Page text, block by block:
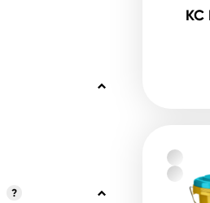
?
KC